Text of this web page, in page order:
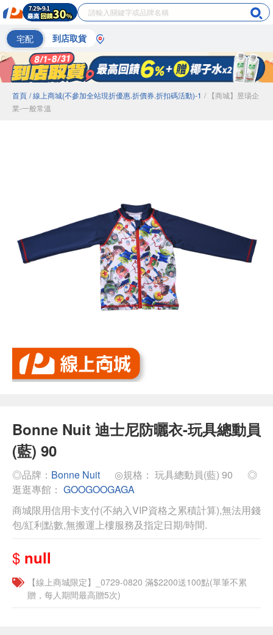
宅配 到店取貨
首頁 / 線上商城(不參加全站現折優惠.折價券.折扣碼活動)-1 / 【商城】昱瑒企
業-一般常溫
Bonne Nuit 迪士尼防曬衣-玩具總動員
(藍) 90
◎品牌： Bonne Nuit ◎規格： 玩具總動員(藍) 90
◎
逛逛專館： GOOGOOGAGA
商城限用信用卡支付(不納入VIP資格之累積計算),無法用錢
包/紅利點數,無搬運上樓服務及指定日期/時間.
$ null
【線上商城限定】_0729-0820 滿$2200送100點(單筆不累
贈，每人期間最高贈5次)